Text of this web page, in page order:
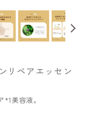
リペアエッセン
美容液。